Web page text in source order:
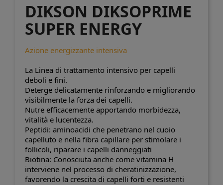
DIKSON DIKSOPRIME
SUPER ENERGY
Azione energizzante intensiva
La Linea di trattamento intensivo per capelli
deboli e fini.
Deterge delicatamente rinforzando e migliorando
visibilmente la forza dei capelli.
Nutre efficacemente apportando morbidezza,
vitalità e lucentezza.
Peptidi: aminoacidi che penetrano nel cuoio
capelluto e nella fibra capillare per stimolare i
follicoli, riparare i capelli danneggiati
Biotina: Conosciuta anche come vitamina H
interviene nel processo di cheratinizzazione,
favorendo la crescita di capelli forti e resistenti